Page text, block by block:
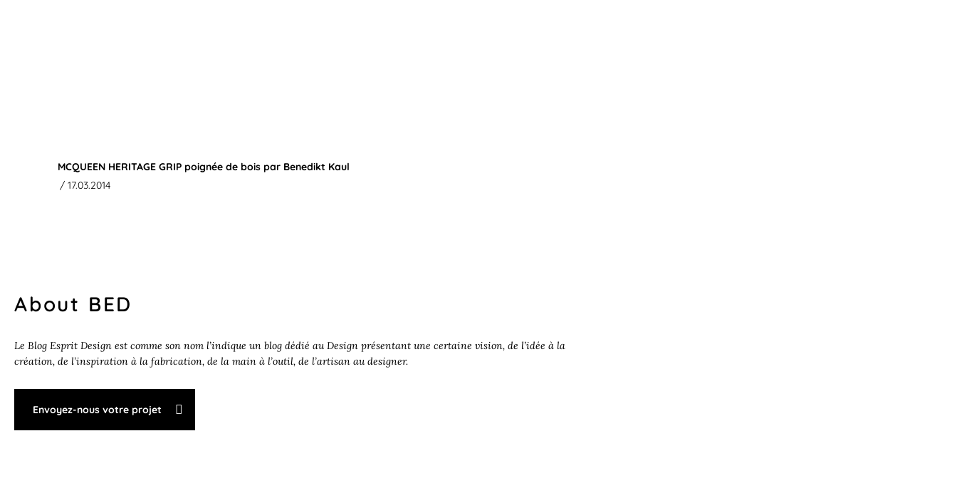
MCQUEEN HERITAGE GRIP poignée de bois par Benedikt Kaul
/ 17.03.2014
About BED
Le Blog Esprit Design est comme son nom l’indique un blog dédié au Design présentant une certaine vision, de l’idée à la
création, de l’inspiration à la fabrication, de la main à l’outil, de l’artisan au designer.
Envoyez-nous votre projet